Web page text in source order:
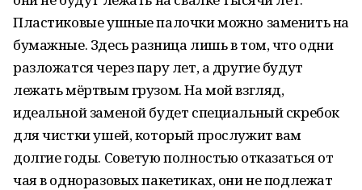
Пластиковые ушные палочки можно заменить на
бумажные. Здесь разница лишь в том, что одни
разложатся через пару лет, а другие будут
лежать мёртвым грузом. На мой взгляд,
идеальной заменой будет специальный скребок
для чистки ушей, который прослужит вам
долгие годы. Советую полностью отказаться от
чая в одноразовых пакетиках, они не подлежат